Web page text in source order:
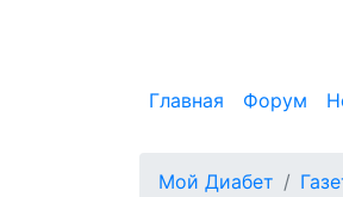
Главная Форум
Мой Диабет